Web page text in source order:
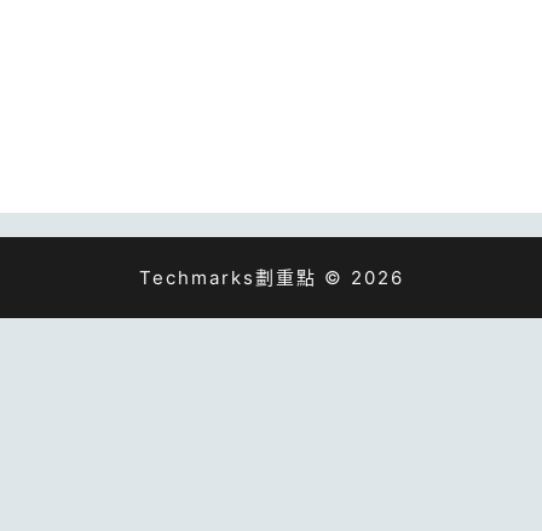
Techmarks劃重點 © 2026